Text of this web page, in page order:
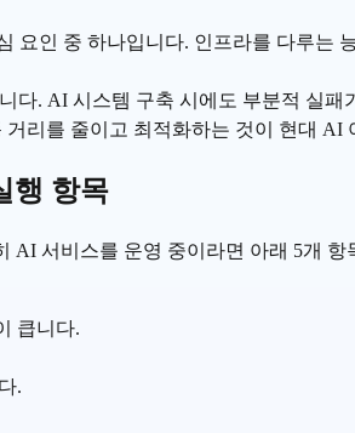
요인 중 하나입니다. 인프라를 다루는
다. AI 시스템 구축 시에도 부분적 실
리를 줄이고 최적화하는 것이 현대 AI
행 항목
서비스를 운영 중이라면 아래 5개
큽니다.
.